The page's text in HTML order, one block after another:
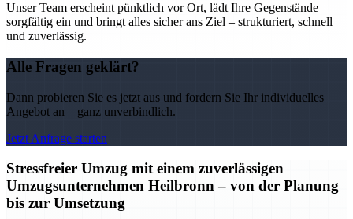
Unser Team erscheint pünktlich vor Ort, lädt Ihre Gegenstände
sorgfältig ein und bringt alles sicher ans Ziel – strukturiert, schnell
und zuverlässig.
Alle Fragen geklärt?
Dann probieren Sie es jetzt aus und fordern Sie Ihr individuelles
Angebot an – ganz unverbindlich.
Jetzt Anfrage starten
Stressfreier Umzug mit einem zuverlässigen
Umzugsunternehmen Heilbronn – von der Planung
bis zur Umsetzung